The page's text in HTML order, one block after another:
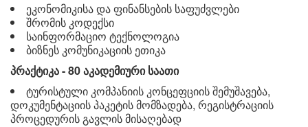
ეკონომიკისა და ფინანსების საფუძვლები
შრომის კოდექსი
საინფორმაციო ტექნოლოგია
ბიზნეს კომუნიკაციის ეთიკა
პრაქტიკა - 80 აკადემიური საათი
ტურისტული კომპანიის კონცეფციის შემუშავება,
დოკუმენტაციის პაკეტის მომზადება, რეგისტრაციის
პროცედურის გავლის მისაღებად